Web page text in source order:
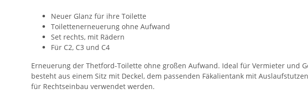
Neuer Glanz für ihre Toilette
Toilettenerneuerung ohne Aufwand
Set rechts, mit Rädern
Für C2, C3 und C4
Erneuerung der Thetford-Toilette ohne großen Aufwand. Ideal für Vermieter und
besteht aus einem Sitz mit Deckel, dem passenden Fäkalientank mit
für Rechtseinbau verwendet werden.